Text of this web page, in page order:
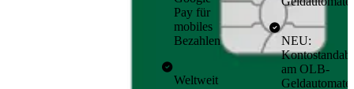
Pay für
mobiles
Bezahlen
Weltweit
NEU:
am OLB-